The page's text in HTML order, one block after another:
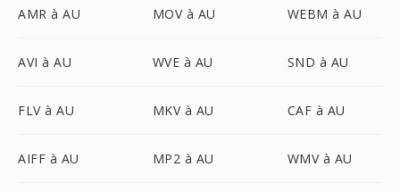
AMR à AU MOV à AU WEBM à AU
AVI à AU WVE à AU SND à AU
FLV à AU MKV à AU CAF à AU
AIFF à AU MP2 à AU WMV à AU